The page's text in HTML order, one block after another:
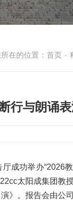
在的位置： 首页 -
行与朗诵
成功举办“2026
太阳成集团教
》。报告会由公